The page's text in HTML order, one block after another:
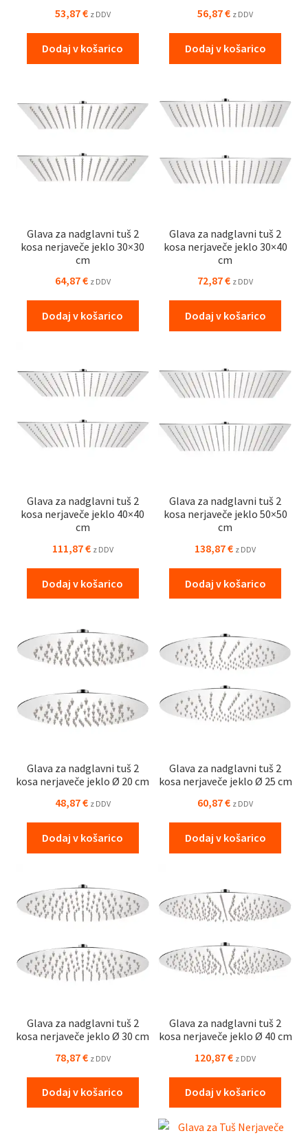
53,87€ z DDV
Dodaj v košarico
56,87€ z DDV
Dodaj v košarico
Glava za nadglavni tuš 2
kosa nerjaveče jeklo 30×30
cm
64,87€ z DDV
Dodaj v košarico
Glava za nadglavni tuš 2
kosa nerjaveče jeklo 30×40
cm
72,87€ z DDV
Dodaj v košarico
Glava za nadglavni tuš 2
kosa nerjaveče jeklo 40×40
cm
111,87€ z DDV
Dodaj v košarico
Glava za nadglavni tuš 2
kosa nerjaveče jeklo 50×50
cm
138,87€ z DDV
Dodaj v košarico
Glava za nadglavni tuš 2
kosa nerjaveče jeklo Ø 20 cm
48,87€ z DDV
Dodaj v košarico
Glava za nadglavni tuš 2
kosa nerjaveče jeklo Ø 25 cm
60,87€ z DDV
Dodaj v košarico
Glava za nadglavni tuš 2
kosa nerjaveče jeklo Ø 30 cm
78,87€ z DDV
Dodaj v košarico
Glava za nadglavni tuš 2
kosa nerjaveče jeklo Ø 40 cm
120,87€ z DDV
Dodaj v košarico